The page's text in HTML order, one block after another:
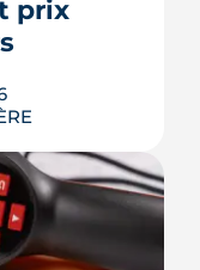
r...
prix